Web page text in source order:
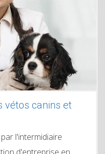
vétos canins et
l'intermidiaire